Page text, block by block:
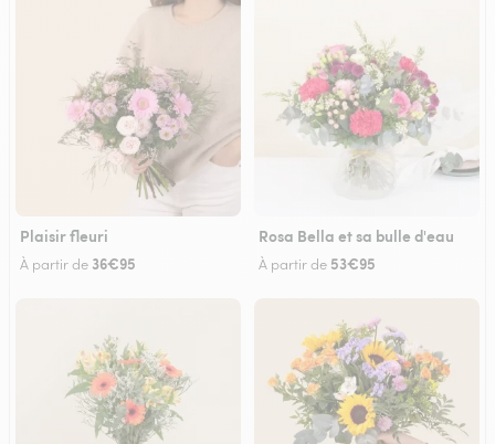
Plaisir fleuri
À partir de 36€95
Rosa Bella et sa bulle d'eau
À partir de 53€95